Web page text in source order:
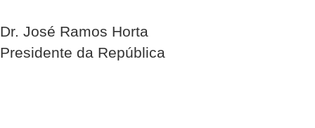
Dr. José Ramos Horta
Presidente da República